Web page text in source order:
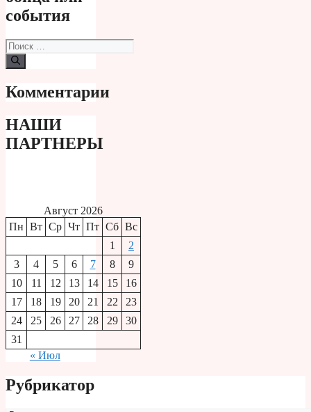
события
Поиск:
Комментарии
НАШИ
ПАРТНЕРЫ
Август 2026
Пн Вт Ср Чт Пт Сб Вс
1
2
3
4 5 6 7 8
9
10
11 12 13 14 15
16
17
18 19 20 21 22
23
24
25 26 27 28 29
30
31
« Июл
Рубрикатор